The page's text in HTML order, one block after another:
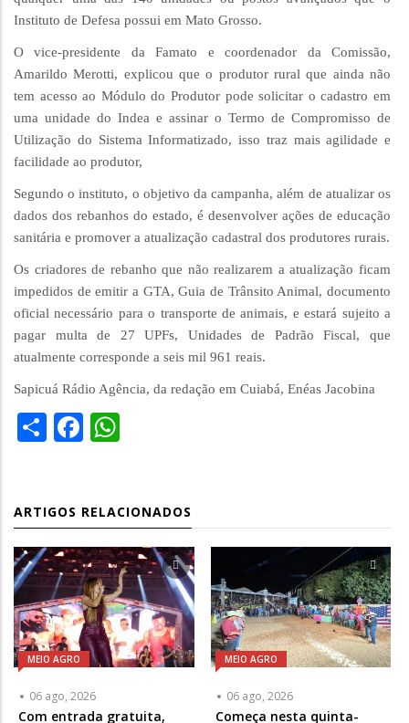
Instituto de Defesa possui em Mato Grosso.
O vice-presidente da Famato e coordenador da Comissão,
Amarildo Merotti, explicou que o produtor rural que ainda não
tem acesso ao Módulo do Produtor pode solicitar o cadastro em
uma unidade do Indea e assinar o Termo de Compromisso de
Utilização do Sistema Informatizado, isso traz mais agilidade e
facilidade ao produtor,
Segundo o instituto, o objetivo da campanha, além de atualizar os
dados dos rebanhos do estado, é desenvolver ações de educação
sanitária e promover a atualização cadastral dos produtores rurais.
Os criadores de rebanho que não realizarem a atualização ficam
impedidos de emitir a GTA, Guia de Trânsito Animal, documento
oficial necessário para o transporte de animais, e estará sujeito a
pagar multa de 27 UPFs, Unidades de Padrão Fiscal, que
atualmente corresponde a seis mil 961 reais.
Sapicuá Rádio Agência, da redação em Cuiabá, Enéas Jacobina
ShareFacebook
ARTIGOS RELACIONADOS
MEIO AGRO
06 ago, 2026
Com entrada gratuita,
MEIO AGRO
06 ago, 2026
Começa nesta quinta-